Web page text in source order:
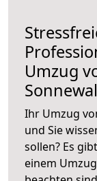
Umzug
Ihr Umzug
und Sie
sollen? Es
einem